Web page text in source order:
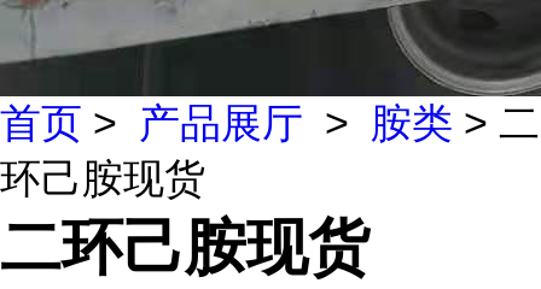
首页 > 产品展厅 > 胺类 > 二
环己胺现货
二环己胺现货